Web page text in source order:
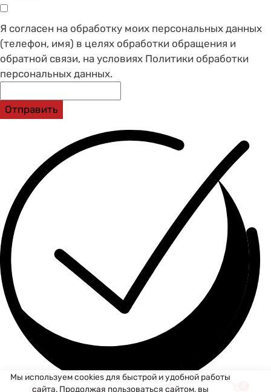
Мы используем cookies для быстрой и удобной работы
сайта. Продолжая пользоваться сайтом, вы
Я согласен на обработку моих персональных данных
(телефон, имя) в целях обработки обращения и
обратной связи, на условиях Политики обработки
персональных данных.
Отправить